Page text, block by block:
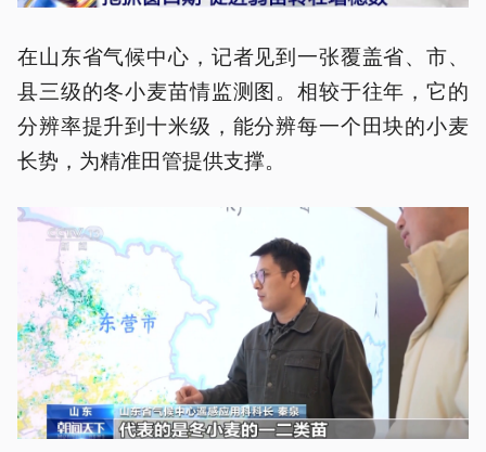
在山东省气候中心，记者见到一张覆盖省、市、
县三级的冬小麦苗情监测图。相较于往年，它的
分辨率提升到十米级，能分辨每一个田块的小麦
长势，为精准田管提供支撑。